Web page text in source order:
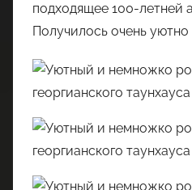
подходящее 100-летней
Получилось очень